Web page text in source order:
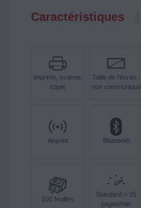
Caractéristiques
imprime, scanne,
copie
Taille de l'écran :
non communiqué
Airprint Bluetooth
100 feuilles
Standard < 15
pages/min